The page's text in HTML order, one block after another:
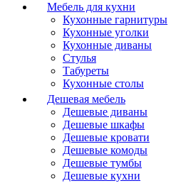
Мебель для кухни
Кухонные гарнитуры
Кухонные уголки
Кухонные диваны
Стулья
Табуреты
Кухонные столы
Дешевая мебель
Дешевые диваны
Дешевые шкафы
Дешевые кровати
Дешевые комоды
Дешевые тумбы
Дешевые кухни